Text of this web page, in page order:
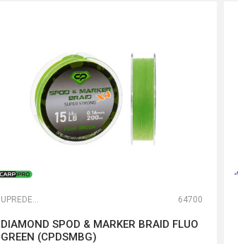
UPREDENE STRUNE 64700
DIAMOND SPOD & MARKER BRAID FLUO
GREEN (CPDSMBG)